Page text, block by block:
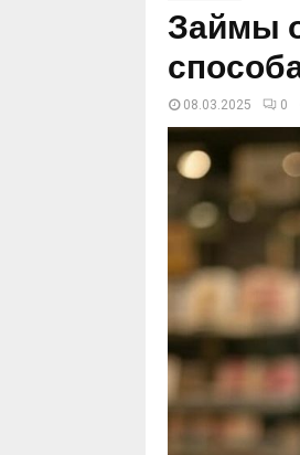
Займы
08.03.2025 0